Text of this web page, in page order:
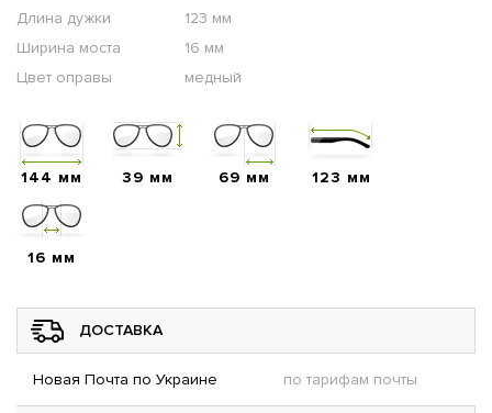
Длина дужки
123 мм
Ширина моста
16 мм
Цвет оправы
медный
144 мм 39 мм 69 мм 123 мм
16 мм
ДОСТАВКА
Новая Почта по Украине по тарифам почты